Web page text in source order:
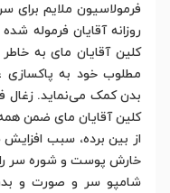
فرمولاسیون ملایم
روزانه آقایان فرموله
کلین آقایان مای به
مطلوب خود به
بدن کمک می‌نماید. زغال
کلین آقایان مای ضمن
از بین برده، سبب
خارش پوست و شوره سر را
شامپو سر و صورت و بدن